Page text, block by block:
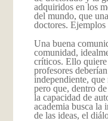
adquiridos en los
del mundo, que
doctores.
Una buena
comunidad,
críticos. Ello
profesores
independiente,
pero que, dentro
la capacidad de
academia busca la
de las ideas, el